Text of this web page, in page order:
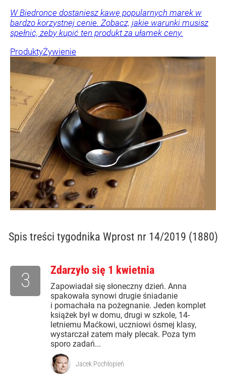
W Biedronce dostaniesz kawę popularnych marek w
bardzo korzystnej cenie. Zobacz, jakie warunki musisz
spełnić, żeby kupić ten produkt za ułamek ceny.
ProduktyŻywienie
Spis treści tygodnika Wprost nr 14/2019 (1880)
Zdarzyło się 1 kwietnia
Zapowiadał się słoneczny dzień. Anna
spakowała synowi drugie śniadanie
i pomachała na pożegnanie. Jeden komplet
książek był w domu, drugi w szkole, 14-
letniemu Maćkowi, uczniowi ósmej klasy,
wystarczał zatem mały plecak. Poza tym
sporo zadań...
3
Jacek Pochłopień